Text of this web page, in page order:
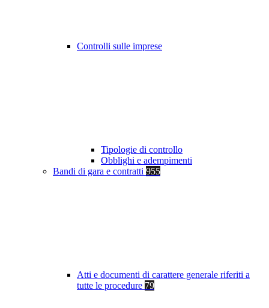
Controlli sulle imprese
Tipologie di controllo
Obblighi e adempimenti
Bandi di gara e contratti 955
Atti e documenti di carattere generale riferiti a
tutte le procedure 79